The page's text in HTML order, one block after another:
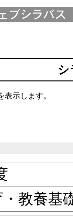
シ
示します。
教養基